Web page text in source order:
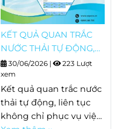
trắc nước cấp tự động
để theo dõi liên tục các
thông số quan trọng và
phát hiện sớm những
bất thường trong quá
trình vận hành.
KẾT QUẢ QUAN TRẮC
NƯỚC THẢI TỰ ĐỘNG,
LIÊN TỤC ĐƯỢC SỬ
DỤNG ĐỂ LÀM GÌ?
30/06/2026 |
223 Lượt
xem
Kết quả quan trắc nước
thải tự động, liên tục
không chỉ phục vụ việc